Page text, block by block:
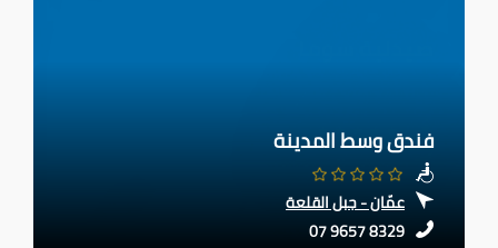
فندق وسط المدينة
عمّان - جبل القلعة
07 9657 8329